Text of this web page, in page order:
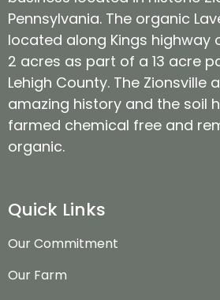
Pennsylvania. The organic
located along Kings highway
2 acres as part of a 13 acre
Lehigh County. The Zionsville
amazing history and the soil
farmed chemical free and
organic.
Quick Links
Our Commitment
Our Farm